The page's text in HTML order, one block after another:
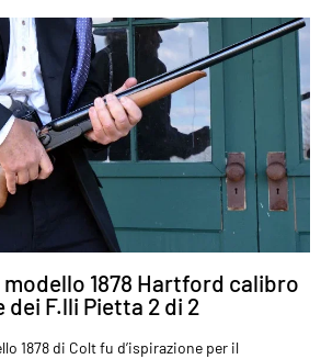
modello 1878 Hartford calibro
dei F.lli Pietta 2 di 2
1878 di Colt fu d’ispirazione per il